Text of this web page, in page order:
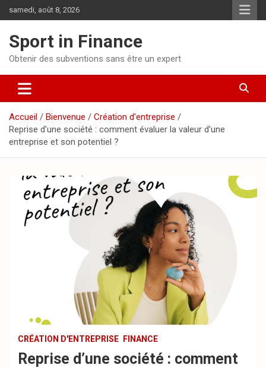
samedi, août 8, 2026
Sport in Finance
Obtenir des subventions sans être un expert
Accueil Bienvenue
Création d'entreprise
Reprise d’une société : comment évaluer la valeur d’une
entreprise et son potentiel ?
CRÉATION D'ENTREPRISE FINANCE
Reprise d’une société : comment